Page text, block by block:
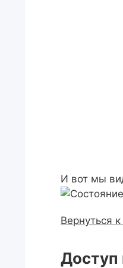
И вот мы
Вернуться
Доступ